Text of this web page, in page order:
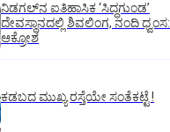
ನಿಡಗಲ್‌ನ ಐತಿಹಾಸಿಕ ‘ಸಿದ್ಧಗುಂಡ’
ದೇವಸ್ಥಾನದಲ್ಲಿ ಶಿವಲಿಂಗ, ನಂದಿ ಧ್ವಂಸ:
ಆಕ್ರೋಶ
ಕಡಬದ ಮುಖ್ಯ ರಸ್ತೆಯೇ ಸಂತೆಕಟ್ಟೆ !